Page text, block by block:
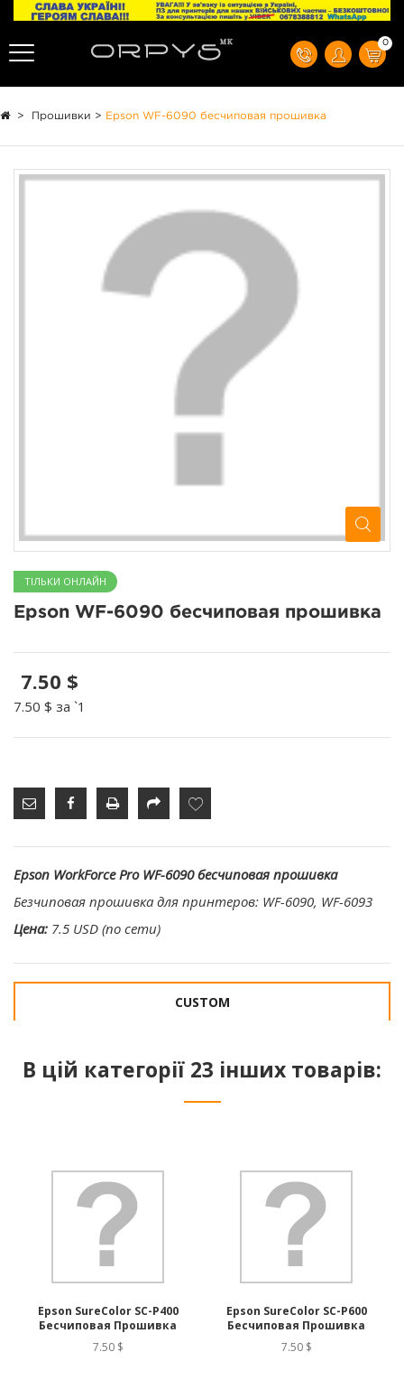
0
> Прошивки > Epson WF-6090 бесчиповая прошивка
ТІЛЬКИ ОНЛАЙН
Epson WF-6090 бесчиповая прошивка
7.50 $
7.50 $ за `1
Epson WorkForce Pro WF-6090 бесчиповая прошивка
Безчиповая прошивка для принтеров: WF-6090, WF-6093
Цена: 7.5 USD (по сети)
CUSTOM
В цій категорії 23 інших товарів:
Epson SureColor SC-P400
Бесчиповая Прошивка
7.50 $
Epson SureColor SC-P600
Бесчиповая Прошивка
7.50 $